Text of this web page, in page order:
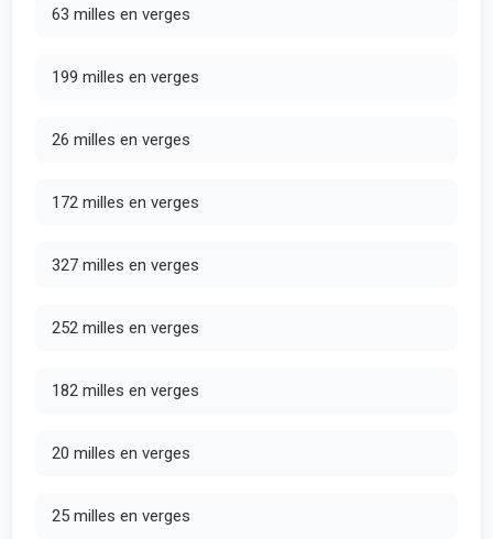
63 milles en verges
199 milles en verges
26 milles en verges
172 milles en verges
327 milles en verges
252 milles en verges
182 milles en verges
20 milles en verges
25 milles en verges